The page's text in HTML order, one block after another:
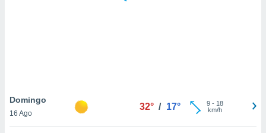
únicos
similares
Domingo
16 Ago
32° / 17° 9- 18
km/h